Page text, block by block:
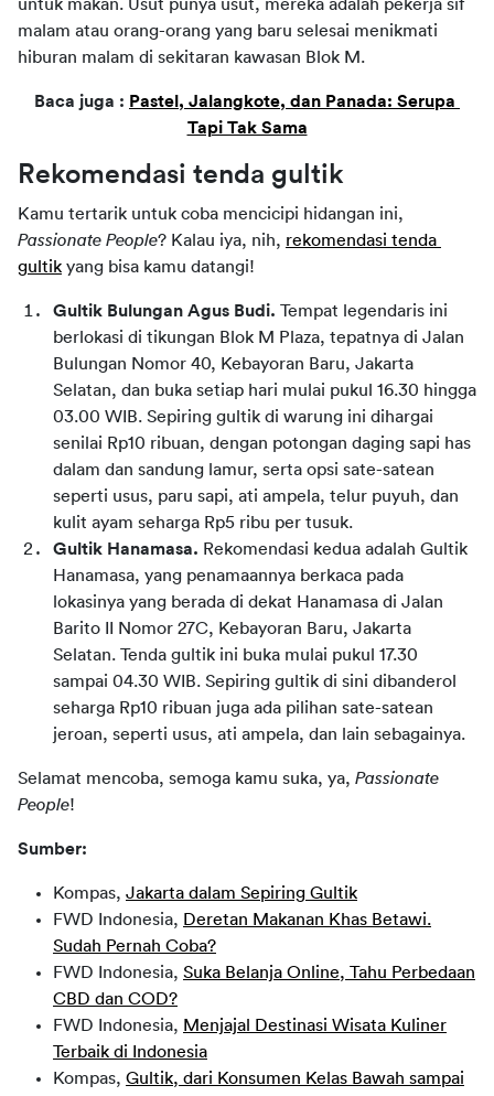
untuk makan. Usut punya usut, mereka adalah pekerja sif
malam atau orang-orang yang baru selesai menikmati
hiburan malam di sekitaran kawasan Blok M.
Baca juga : Pastel, Jalangkote, dan Panada: Serupa
Tapi Tak Sama
Rekomendasi tenda gultik
Passionate People? Kalau iya, nih, rekomendasi tenda
gultik yang bisa kamu datangi!
Gultik Bulungan Agus Budi. Tempat legendaris ini
berlokasi di tikungan Blok M Plaza, tepatnya di Jalan
Bulungan Nomor 40, Kebayoran Baru, Jakarta
Selatan, dan buka setiap hari mulai pukul 16.30 hingga
03.00 WIB. Sepiring gultik di warung ini dihargai
senilai Rp10 ribuan, dengan potongan daging sapi has
dalam dan sandung lamur, serta opsi sate-satean
seperti usus, paru sapi, ati ampela, telur puyuh, dan
kulit ayam seharga Rp5 ribu per tusuk.
Gultik Hanamasa. Rekomendasi kedua adalah Gultik
Hanamasa, yang penamaannya berkaca pada
lokasinya yang berada di dekat Hanamasa di Jalan
Barito II Nomor 27C, Kebayoran Baru, Jakarta
Selatan. Tenda gultik ini buka mulai pukul 17.30
sampai 04.30 WIB. Sepiring gultik di sini dibanderol
seharga Rp10 ribuan juga ada pilihan sate-satean
jeroan, seperti usus, ati ampela, dan lain sebagainya.
Selamat mencoba, semoga kamu suka, ya, Passionate
People!
Sumber:
Kompas, Jakarta dalam Sepiring Gultik
FWD Indonesia, Deretan Makanan Khas Betawi.
Sudah Pernah Coba?
FWD Indonesia, Suka Belanja Online, Tahu Perbedaan
CBD dan COD?
FWD Indonesia, Menjajal Destinasi Wisata Kuliner
Terbaik di Indonesia
Kompas, Gultik, dari Konsumen Kelas Bawah sampai